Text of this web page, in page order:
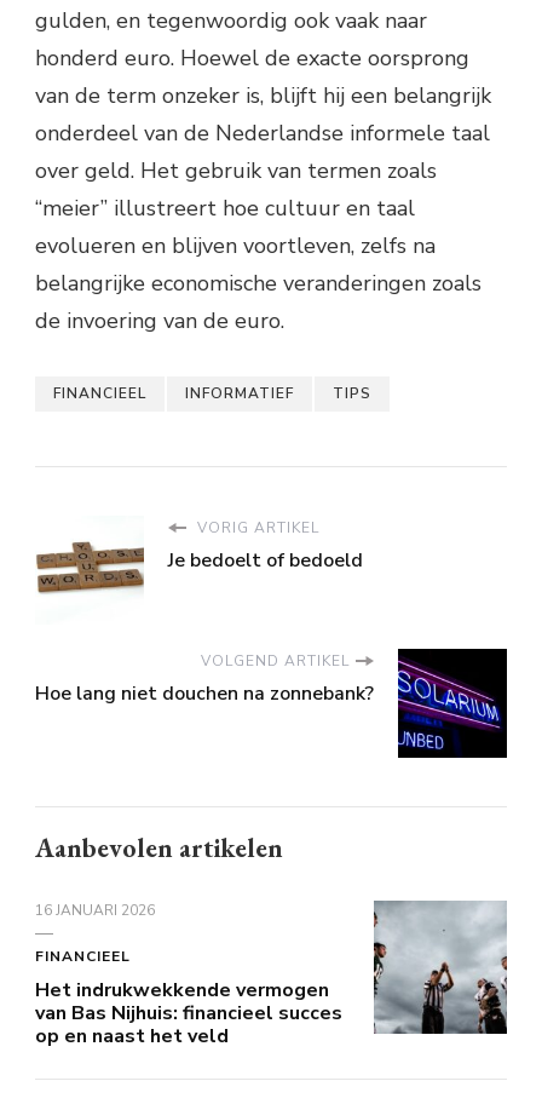
gulden, en tegenwoordig ook vaak naar
honderd euro. Hoewel de exacte oorsprong
van de term onzeker is, blijft hij een belangrijk
onderdeel van de Nederlandse informele taal
over geld. Het gebruik van termen zoals
“meier” illustreert hoe cultuur en taal
evolueren en blijven voortleven, zelfs na
belangrijke economische veranderingen zoals
de invoering van de euro.
FINANCIEEL INFORMATIEF TIPS
VORIG ARTIKEL
Je bedoelt of bedoeld
VOLGEND ARTIKEL
Hoe lang niet douchen na zonnebank?
Aanbevolen artikelen
16 JANUARI 2026
FINANCIEEL
Het indrukwekkende vermogen
van Bas Nijhuis: financieel succes
op en naast het veld